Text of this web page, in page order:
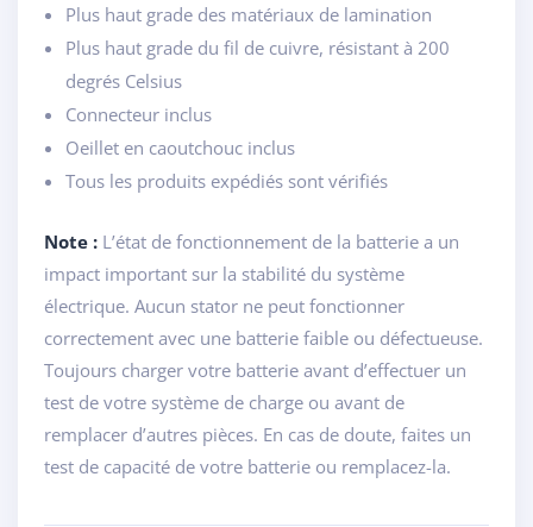
Plus haut grade des matériaux de lamination
Plus haut grade du fil de cuivre, résistant à 200
degrés Celsius
Connecteur inclus
Oeillet en caoutchouc inclus
Tous les produits expédiés sont vérifiés
Note : L’état de fonctionnement de la batterie a un
impact important sur la stabilité du système
électrique. Aucun stator ne peut fonctionner
correctement avec une batterie faible ou défectueuse.
Toujours charger votre batterie avant d’effectuer un
test de votre système de charge ou avant de
remplacer d’autres pièces. En cas de doute, faites un
test de capacité de votre batterie ou remplacez-la.